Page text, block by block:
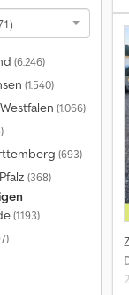
(6.246)
(1.540)
(1.066)
(693)
(368)
(1.193)
2